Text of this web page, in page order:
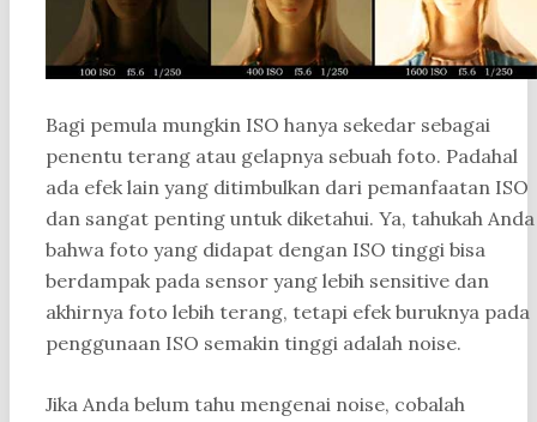
Bagi pemula mungkin ISO hanya sekedar sebagai
penentu terang atau gelapnya sebuah foto. Padahal
ada efek lain yang ditimbulkan dari pemanfaatan ISO
dan sangat penting untuk diketahui. Ya, tahukah Anda
bahwa foto yang didapat dengan ISO tinggi bisa
berdampak pada sensor yang lebih sensitive dan
akhirnya foto lebih terang, tetapi efek buruknya pada
penggunaan ISO semakin tinggi adalah noise.
Jika Anda belum tahu mengenai noise, cobalah